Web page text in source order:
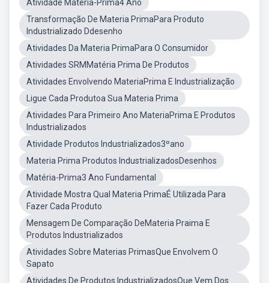
Atividade Matéria-Prima4 Ano
Transformação De Materia PrimaPara Produto
Industrializado Ddesenho
Atividades Da Materia PrimaPara O Consumidor
Atividades SRMMatéria Prima De Produtos
Atividades Envolvendo MateriaPrima E Industrialização
Ligue Cada Produtoa Sua Materia Prima
Atividades Para Primeiro Ano MateriaPrima E Produtos
Industrializados
Atividade Produtos Industrializados3ºano
Materia Prima Produtos IndustrializadosDesenhos
Matéria-Prima3 Ano Fundamental
Atividade Mostra Qual Materia PrimaÉ Utilizada Para
Fazer Cada Produto
Mensagem De Comparação DeMateria Praima E
Produtos Industrializados
Atividades Sobre Materias PrimasQue Envolvem O
Sapato
Atividades De Produtos IndustrializadosQue Vem Dos